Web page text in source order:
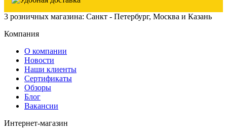
3 розничных магазина: Санкт - Петербург, Москва и Казань
Компания
О компании
Новости
Наши клиенты
Сертификаты
Обзоры
Блог
Вакансии
Интернет-магазин